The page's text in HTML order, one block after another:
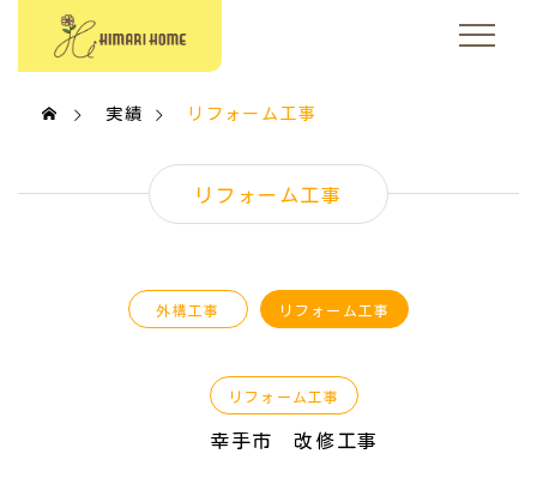
実績 リフォーム工事
リフォーム工事
外構工事 リフォーム工事
リフォーム工事
幸手市 改修工事